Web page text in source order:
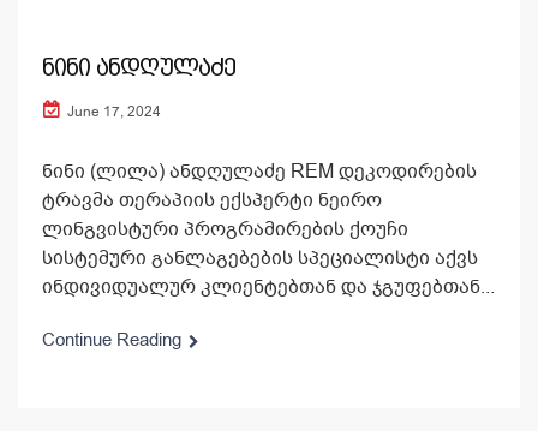
ნინი ანდღულაძე
June 17, 2024
ნინი (ლილა) ანდღულაძე REM დეკოდირების
ტრავმა თერაპიის ექსპერტი ნეირო
ლინგვისტური პროგრამირების ქოუჩი
სისტემური განლაგებების სპეციალისტი აქვს
ინდივიდუალურ კლიენტებთან და ჯგუფებთან...
Continue Reading